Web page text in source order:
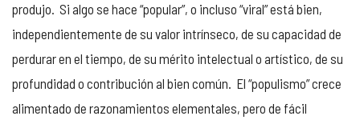
produjo. Si algo se hace “popular”, o incluso “viral” está bien,
independientemente de su valor intrínseco, de su capacidad de
perdurar en el tiempo, de su mérito intelectual o artístico, de su
profundidad o contribución al bien común. El “populismo” crece
alimentado de razonamientos elementales, pero de fácil